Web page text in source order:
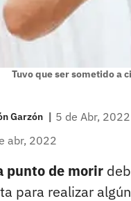
Tuvo que ser sometido a
Garzón | 5 de Abr, 2022
abr, 2022
punto de morir
para realizar algún